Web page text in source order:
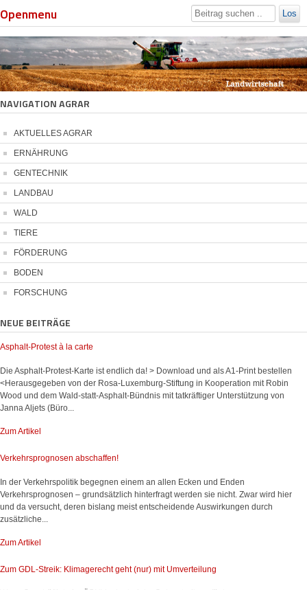
Openmenu Los
NAVIGATION AGRAR
AKTUELLES AGRAR
ERNÄHRUNG
GENTECHNIK
LANDBAU
WALD
TIERE
FÖRDERUNG
BODEN
FORSCHUNG
NEUE BEITRÄGE
Asphalt-Protest à la carte
Die Asphalt-Protest-Karte ist endlich da! > Download und als A1-Print bestellen
<Herausgegeben von der Rosa-Luxemburg-Stiftung in Kooperation mit Robin
Wood und dem Wald-statt-Asphalt-Bündnis mit tatkräftiger Unterstützung von
Janna Aljets (Büro...
Zum Artikel
Verkehrsprognosen abschaffen!
In der Verkehrspolitik begegnen einem an allen Ecken und Enden
Verkehrsprognosen – grundsätzlich hinterfragt werden sie nicht. Zwar wird hier
und da versucht, deren bislang meist entscheidende Auswirkungen durch
zusätzliche...
Zum Artikel
Zum GDL-Streik: Klimagerecht geht (nur) mit Umverteilung